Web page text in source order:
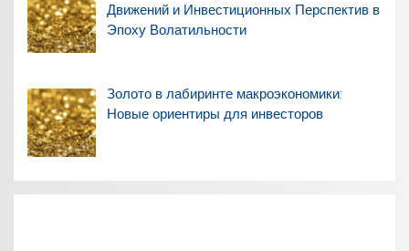
Движений и Инвестиционных Перспектив в
Эпоху Волатильности
Золото в лабиринте макроэкономики:
Новые ориентиры для инвесторов